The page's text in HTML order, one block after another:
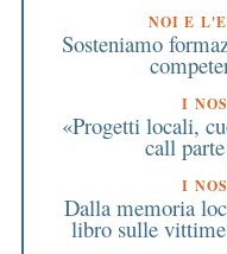
NOI E
Sosteniamo
I
«Progetti locali,
call
I
Dalla memoria
libro sulle